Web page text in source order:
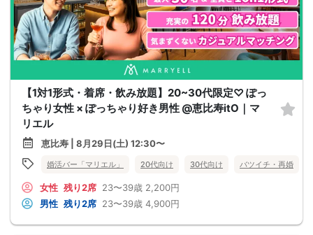
【1対1形式・着席・飲み放題】20~30代限定♡ ぽっ
ちゃり女性 × ぽっちゃり好き男性 @恵比寿itO｜マ
リエル
恵比寿 | 8月29日(土) 12:30〜
婚活バー「マリエル」 20代向け 30代向け バツイチ・再婚
女性 残り2席 23〜39歳 2,200円
男性 残り2席 23〜39歳 4,900円